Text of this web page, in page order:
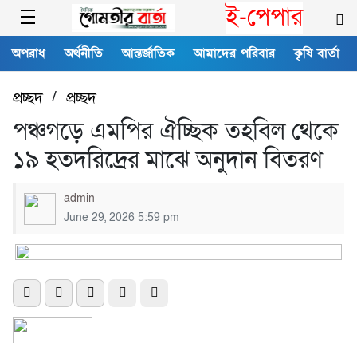
ই-পেপার
অপরাধ অর্থনীতি আন্তর্জাতিক আমাদের পরিবার কৃষি বার্তা
প্রচ্ছদ/ প্রচ্ছদ
পঞ্চগড়ে এমপির ঐচ্ছিক তহবিল থেকে
১৯ হতদরিদ্রের মাঝে অনুদান বিতরণ
admin
June 29, 2026 5:59 pm